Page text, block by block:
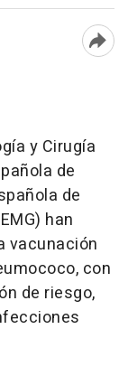
y Cirugía
de
de
han
vacunación
con
de riesgo,